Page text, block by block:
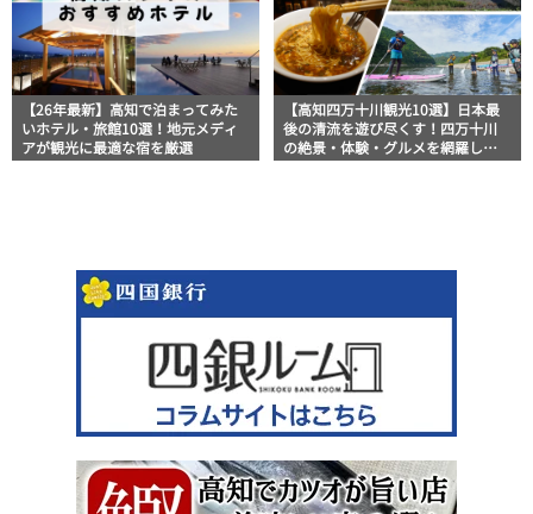
【26年最新】高知で泊まってみた
いホテル・旅館10選！地元メディ
アが観光に最適な宿を厳選
【高知四万十川観光10選】日本最
後の清流を遊び尽くす！四万十川
の絶景・体験・グルメを網羅した